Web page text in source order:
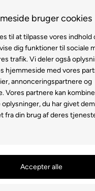
bruger cookies
til at tilpasse vores indhold
dig funktioner til sociale
trafik. Vi deler også
hjemmeside med vores
annonceringspartnere og
Vores partnere kan
oplysninger, du har givet
fra din brug af deres
Gratis levering v. køb for 799,-
Service hos dig
3 års garanti
63 15 00 00